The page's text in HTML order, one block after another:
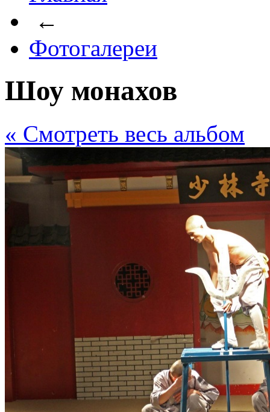
←
Фотогалереи
Шоу монахов
« Cмотреть весь альбом